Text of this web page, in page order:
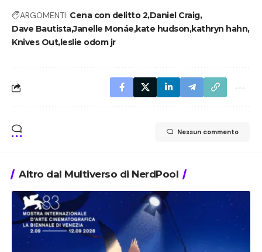
ARGOMENTI: Cena con delitto 2Daniel Craig
Dave BautistaJanelle Monáe kate hudson kathryn hahn
Knives Outleslie odom jr
Nessun commento
Altro dal Multiverso di NerdPool